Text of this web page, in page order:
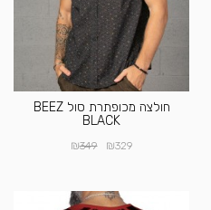
חולצה מכופתרת סול BEEZ
BLACK
₪329
₪349